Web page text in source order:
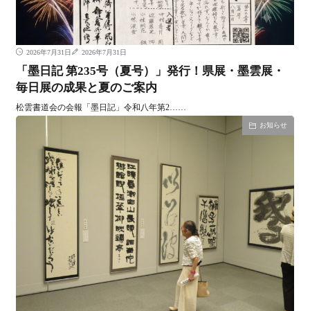
2026年7月31日 2026年7月31日
「墨日記 第235号（夏号）」発行！県展・墨雲展・
毎日展の成果と夏のご案内
松雲書道会の会報「墨日記」令和八年第2……
お知らせ